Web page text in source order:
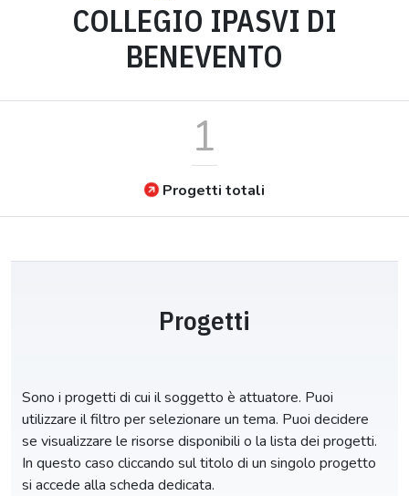
COLLEGIO IPASVI DI
BENEVENTO
1
Progetti totali
Progetti
Sono i progetti di cui il soggetto è attuatore. Puoi
utilizzare il filtro per selezionare un tema. Puoi decidere
se visualizzare le risorse disponibili o la lista dei progetti.
In questo caso cliccando sul titolo di un singolo progetto
si accede alla scheda dedicata.